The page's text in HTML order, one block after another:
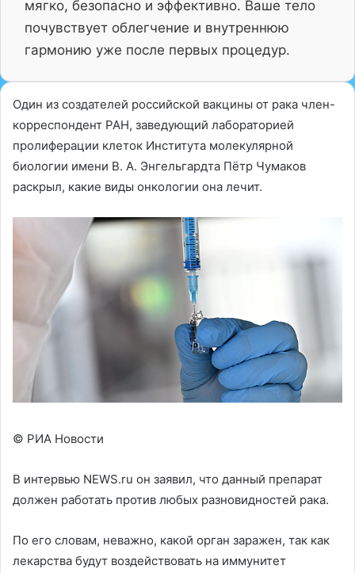
мягко, безопасно и эффективно. Ваше тело
почувствует облегчение и внутреннюю
гармонию уже после первых процедур.
Один из создателей российской вакцины от рака член-
корреспондент РАН, заведующий лабораторией
пролиферации клеток Института молекулярной
биологии имени В. А. Энгельгардта Пётр Чумаков
раскрыл, какие виды онкологии она лечит.
© РИА Новости
В интервью NEWS.ru он заявил, что данный препарат
должен работать против любых разновидностей рака.
По его словам, неважно, какой орган заражен, так как
лекарства будут воздействовать на иммунитет